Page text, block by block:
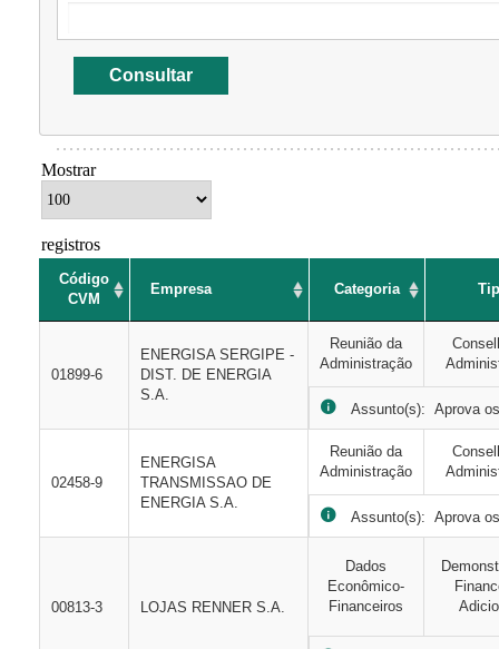
Mostrar
registros
Código
CVM
Empresa Categoria
01899-6
ENERGISA SERGIPE -
DIST. DE ENERGIA
S.A.
Reunião da
Administração
Assunto(s): Aprova
02458-9
ENERGISA
TRANSMISSAO DE
ENERGIA S.A.
Reunião da
Administração
Assunto(s): Aprova
00813-3 LOJAS RENNER S.A.
Dados
Econômico-
Financeiros